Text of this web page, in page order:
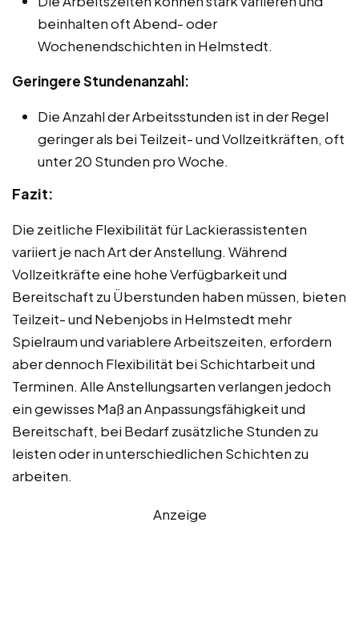
beinhalten oft Abend- oder
Wochenendschichten in Helmstedt.
Geringere Stundenanzahl:
Die Anzahl der Arbeitsstunden ist in der Regel
geringer als bei Teilzeit- und Vollzeitkräften, oft
unter 20 Stunden pro Woche.
Fazit:
Die zeitliche Flexibilität für Lackierassistenten
variiert je nach Art der Anstellung. Während
Vollzeitkräfte eine hohe Verfügbarkeit und
Bereitschaft zu Überstunden haben müssen, bieten
Teilzeit- und Nebenjobs in Helmstedt mehr
Spielraum und variablere Arbeitszeiten, erfordern
aber dennoch Flexibilität bei Schichtarbeit und
Terminen. Alle Anstellungsarten verlangen jedoch
ein gewisses Maß an Anpassungsfähigkeit und
Bereitschaft, bei Bedarf zusätzliche Stunden zu
leisten oder in unterschiedlichen Schichten zu
arbeiten.
Anzeige